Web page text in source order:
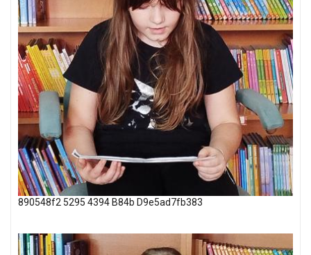
890548f2 5295 4394 B84b D9e5ad7fb383